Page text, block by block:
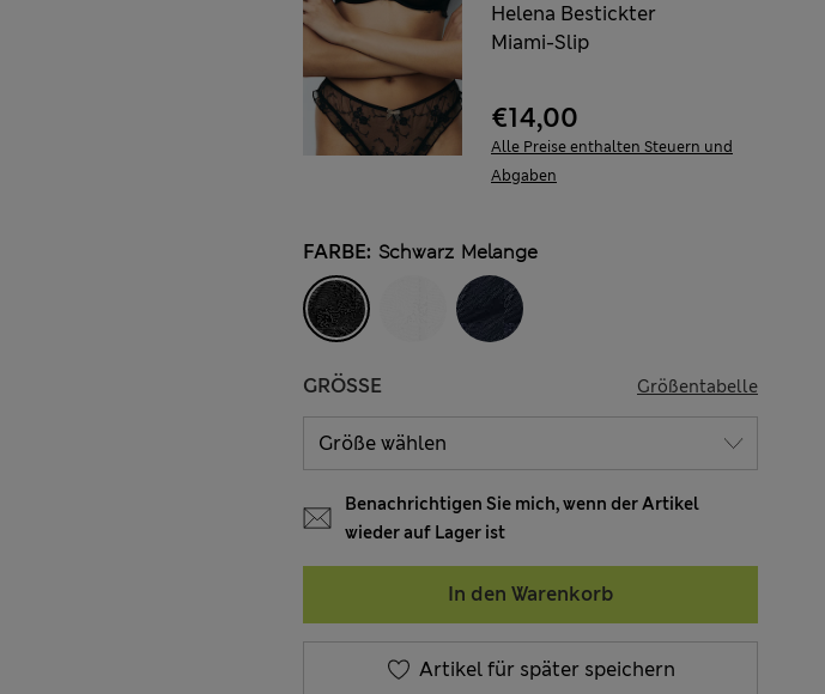
Helena Bestickter
Miami-Slip
€14,00
Alle Preise enthalten Steuern und
Abgaben
FARBE: Schwarz Melange
GRÖSSE Größentabelle
Benachrichtigen Sie mich, wenn der Artikel
wieder auf Lager ist
In den Warenkorb
Artikel für später speichern